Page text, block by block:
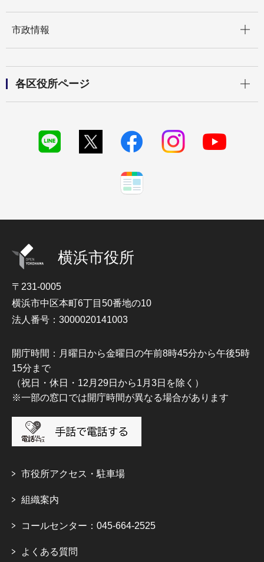
市政情報
各区役所ページ
横浜市役所
〒231-0005
横浜市中区本町6丁目50番地の10
法人番号：3000020141003
開庁時間：月曜日から金曜日の午前8時45分から午後5時
15分まで
（祝日・休日・12月29日から1月3日を除く）
※一部の窓口では開庁時間が異なる場合があります
市役所アクセス・駐車場
組織案内
コールセンター：045-664-2525
よくある質問